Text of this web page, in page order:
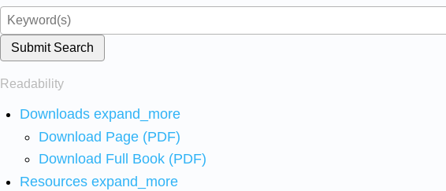
Submit Search
Readability
Downloads expand_more
Download Page (PDF)
Download Full Book (PDF)
Resources expand_more